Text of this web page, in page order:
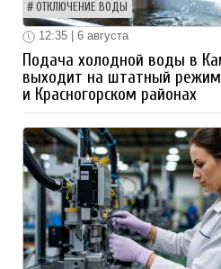
ОТКЛЮЧЕНИЕ ВОДЫ
12:35 | 6 августа
Подача холодной воды в
выходит на штатный режим
и Красногорском районах